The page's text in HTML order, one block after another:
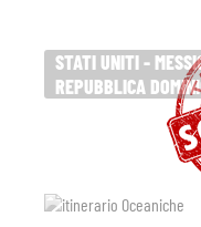
STATI UNITI -
REPUBBLICA